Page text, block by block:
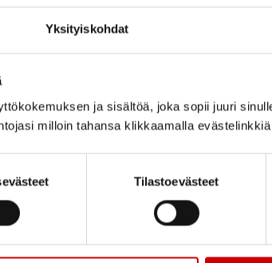
Yksityiskohdat
ja sisältöä, joka sopii juuri
milloin tahansa klikkaamalla
Tilastoevästeet
summa. On monia keinoja rakentaa hyvä
ALOITA